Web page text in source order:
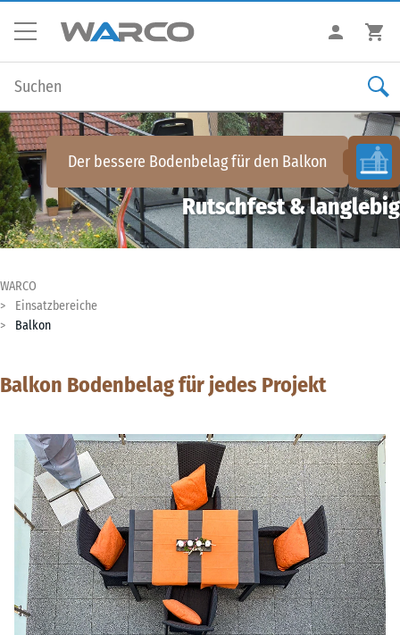
Der bessere Bodenbelag für den Balkon
Rutschfest & langlebig
WARCO
Einsatzbereiche
Balkon
Balkon Bodenbelag für jedes Projekt